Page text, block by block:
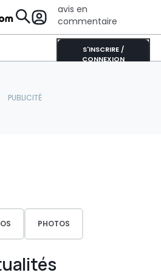
avis en
commentaire
S'INSCRIRE /
CONNEXION
PHOTOS